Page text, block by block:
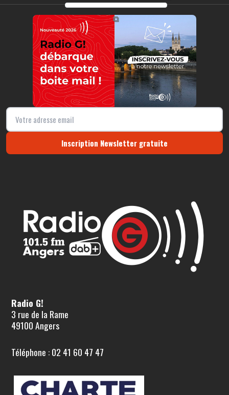
https://radio-g.fr?9358
⧉
Inscription Newsletter gratuite
Radio G!
3 rue de la Rame
49100 Angers
Téléphone : 02 41 60 47 47